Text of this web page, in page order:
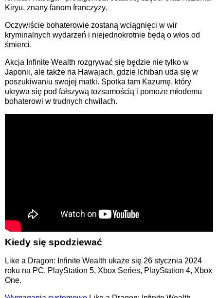
Kiryu, znany fanom franczyzy.
Oczywiście bohaterowie zostaną wciągnięci w wir
kryminalnych wydarzeń i niejednokrotnie będą o włos od
śmierci.
Akcja Infinite Wealth rozgrywać się będzie nie tylko w
Japonii, ale także na Hawajach, gdzie Ichiban uda się w
poszukiwaniu swojej matki. Spotka tam Kazumę, który
ukrywa się pod fałszywą tożsamością i pomoże młodemu
bohaterowi w trudnych chwilach.
Kiedy się spodziewać
Like a Dragon: Infinite Wealth ukaże się 26 stycznia 2024
roku na PC, PlayStation 5, Xbox Series, PlayStation 4, Xbox
One.